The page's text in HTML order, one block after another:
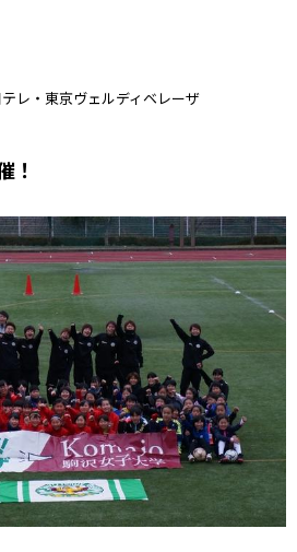
テレ・東京ヴェルディベレーザ
！